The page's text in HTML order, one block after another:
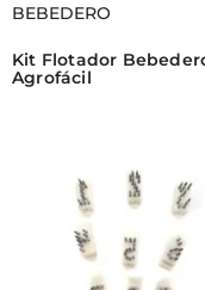
Kit Flotador
Agrofácil